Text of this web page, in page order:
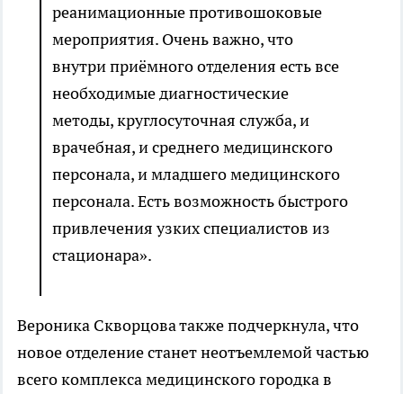
реанимационные противошоковые
мероприятия. Очень важно, что
внутри приёмного отделения есть все
необходимые диагностические
методы, круглосуточная служба, и
врачебная, и среднего медицинского
персонала, и младшего медицинского
персонала. Есть возможность быстрого
привлечения узких специалистов из
стационара».
Вероника Скворцова также подчеркнула, что
новое отделение станет неотъемлемой частью
всего комплекса медицинского городка в